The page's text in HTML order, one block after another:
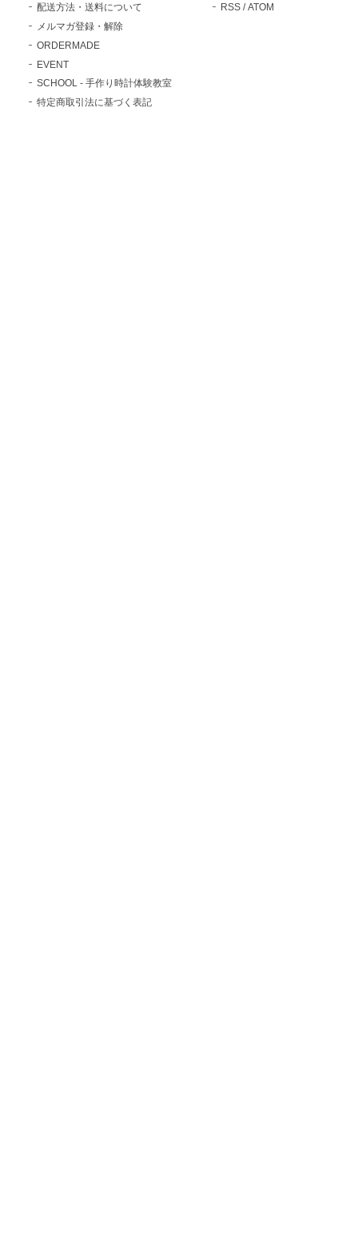
配送方法・送料について
メルマガ登録・解除
ORDERMADE
EVENT
SCHOOL - 手作り時計体験教室
特定商取引法に基づく表記
RSS /ATOM